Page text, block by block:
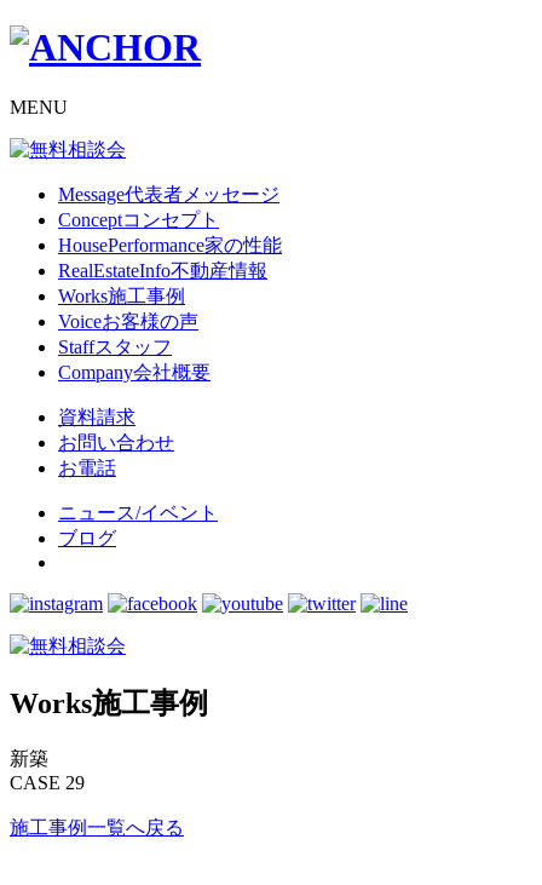
MENU
Message代表者メッセージ
Conceptコンセプト
HousePerformance家の性能
RealEstateInfo不動産情報
Works施工事例
Voiceお客様の声
Staffスタッフ
Company会社概要
資料請求
お問い合わせ
お電話
ニュース/イベント
ブログ
Works施工事例
新築
CASE 29
施工事例一覧へ戻る